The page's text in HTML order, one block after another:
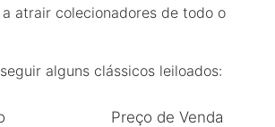
atrair colecionadores de todo o
alguns clássicos leiloados:
Preço de Venda